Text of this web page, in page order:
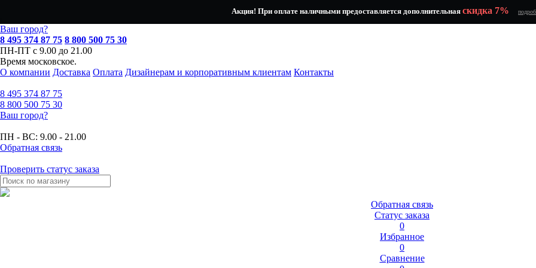
Акция! При оплате наличными предоставляется дополнительная скидка 7%
Ваш город?
8 495 374 87 75 8 800 500 75 30
ПН-ПТ с 9.00 до 21.00
Время московское.
О компании Доставка Оплата Дизайнерам и корпоративным клиентам Контакты
8 495 374 87 75
8 800 500 75 30
Ваш город?
ПН - ВС: 9.00 - 21.00
Обратная связь
Проверить статус заказа
Обратная связь
Статус заказа
0
Избранное
0
Сравнение